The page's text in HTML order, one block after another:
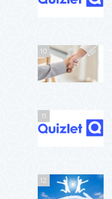
10
11
12